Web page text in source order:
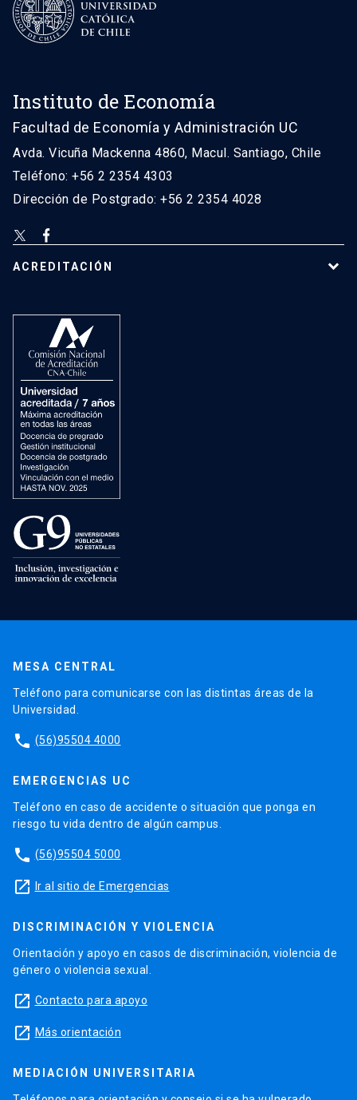
Instituto de Economía
Facultad de Economía y Administración UC
Avda. Vicuña Mackenna 4860, Macul. Santiago, Chile
Teléfono: +56 2 2354 4303
Dirección de Postgrado: +56 2 2354 4028
ACREDITACIÓN
MESA CENTRAL
Teléfono para comunicarse con las distintas áreas de la
Universidad.
phone (56)95504 4000
EMERGENCIAS UC
Teléfono en caso de accidente o situación que ponga en
riesgo tu vida dentro de algún campus.
phone (56)95504 5000
launch Ir al sitio de Emergencias
DISCRIMINACIÓN Y VIOLENCIA
Orientación y apoyo en casos de discriminación, violencia de
género o violencia sexual.
launch Contacto para apoyo
launch Más orientación
MEDIACIÓN UNIVERSITARIA